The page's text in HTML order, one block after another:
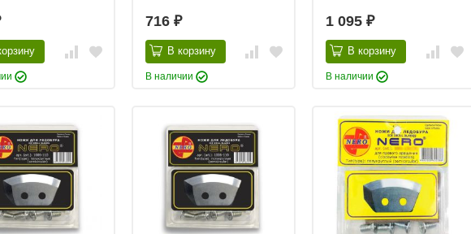
716 ₽
В корзину
В наличии
1 095 ₽
В корзину
В наличии